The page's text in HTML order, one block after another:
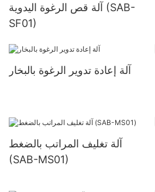
آلة قص الرغوة اليدوية (SAB-
SF01)
آلة إعادة تدوير الرغوة بالبخار
آلة تغليف المراتب بالضغط
(SAB-MS01)